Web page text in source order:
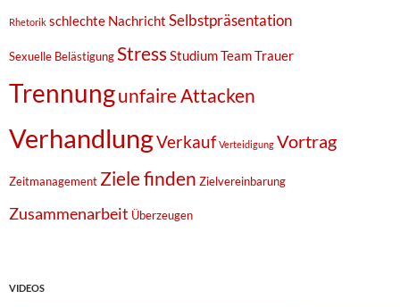
Rhetorik schlechte Nachricht Selbstpräsentation
Sexuelle Belästigung StressStudiumTeamTrauer
Trennungunfaire Attacken
VerhandlungVerkauf Verteidigung Vortrag
Zeitmanagement Ziele finden Zielvereinbarung
Zusammenarbeit Überzeugen
VIDEOS